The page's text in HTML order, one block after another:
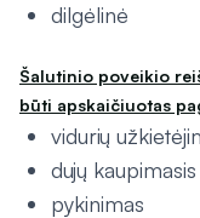
dilgėlinė
Šalutinio poveikio
būti apskaičiuotas
vidurių
dujų
pykinimas